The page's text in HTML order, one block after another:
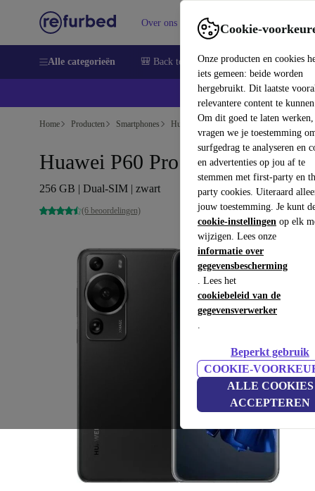
Cookie-
Onze producten en cookies
iets gemeen: beide worden
hergebruikt. Dit laatste
relevantere content te
Om dit goed te laten werken,
vragen we je toestemming
surfgedrag te analyseren en
en advertenties op jou af te
stemmen met first-party en
party cookies. Uiteraard
jouw toestemming. Je kunt
cookie-instellingen op elk
wijzigen. Lees onze
informatie over
gegevensbescherming
. Lees het
cookiebeleid van de
gegevensverwerker
.
Beperkt gebruik
COOKIE-
ALLE COOKIES
ACCEPTEREN
Over ons Verkopen Support
Alle categorieën 🎒 Back to school Smartphones
Home Producten Smartphones Huawei Mobiele Telefoons
Huawei P60 Pro
256 GB | Dual-SIM | zwart
(6 beoordelingen)